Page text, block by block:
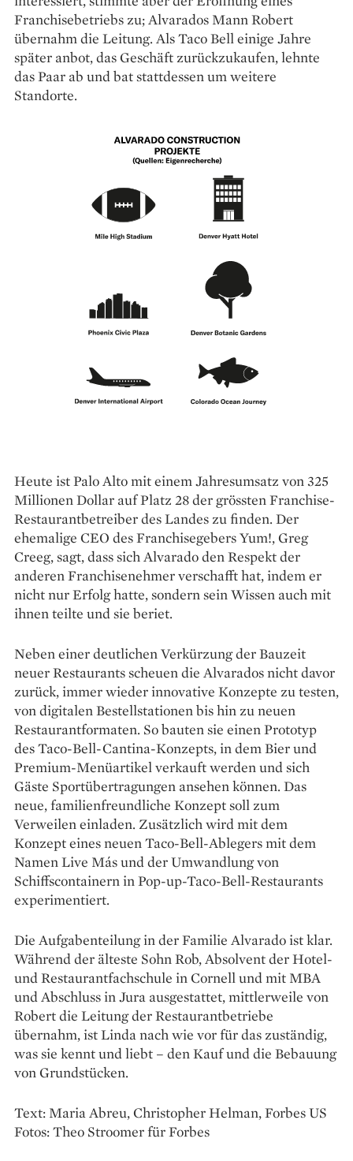
Franchise­betriebs zu; Alvarados Mann Robert
übernahm die Leitung. Als Taco Bell einige Jahre
später anbot, das Geschäft zurückzukaufen, lehnte
das Paar ab und bat stattdessen um weitere
Standorte.
Heute ist Palo Alto mit einem Jahresumsatz von 325
Millionen Dollar auf Platz 28 der grössten Franchise-
Restaurantbetreiber des Landes zu finden. Der
ehemalige CEO des Franchisegebers Yum!, Greg
Creeg, sagt, dass sich Alvarado den Respekt der
anderen Franchisenehmer verschafft hat, indem er
nicht nur Erfolg hatte, sondern sein Wissen auch mit
ihnen teilte und sie beriet.
Neben einer deutlichen Verkürzung der Bauzeit
neuer Restaurants scheuen die Alvarados nicht davor
zurück, immer wieder innovative Konzepte zu testen,
von digitalen Bestellstationen bis hin zu neuen
Restaurantformaten. So bauten sie einen Prototyp
des Taco-Bell-Cantina-Konzepts, in dem Bier und
Premium-Menüartikel verkauft werden und sich
Gäste Sportüber­tra­gungen ansehen können. Das
neue, familienfreundliche Konzept soll zum
Verweilen ein­laden. Zusätzlich wird mit dem
Konzept eines neuen Taco-Bell-Ablegers mit dem
Namen Live Más und der Umwandlung von
Schiffscontainern in Pop-up-Taco-Bell-Restaurants
experimentiert.
Die Aufgabenteilung in der Familie Alvarado ist klar.
Während der älteste Sohn Rob, Absolvent der Hotel-
und Restaurantfachschule in Cornell und mit MBA
und Abschluss in Jura ausgestattet, mittlerweile von
Robert die Leitung der Restaurantbetriebe
übernahm, ist Linda nach wie vor für das zuständig,
was sie kennt und liebt – den Kauf und die Bebauung
von Grundstücken.
Text: Maria Abreu, Christopher Helman, Forbes US
Fotos: Theo Stroomer für Forbes